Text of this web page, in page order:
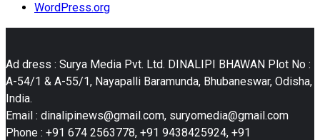
WordPress.org
Ad dress : Surya Media Pvt. Ltd. DINALIPI BHAWAN Plot No :
A-54/1 & A-55/1, Nayapalli Baramunda, Bhubaneswar, Odisha,
India.
Email : dinalipinews@gmail.com, suryomedia@gmail.com
Phone : +91 674 2563778, +91 9438425924, +91